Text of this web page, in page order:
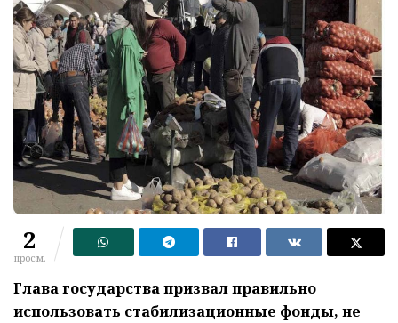
2
просм.
Глава государства призвал правильно
использовать стабилизационные фонды, не